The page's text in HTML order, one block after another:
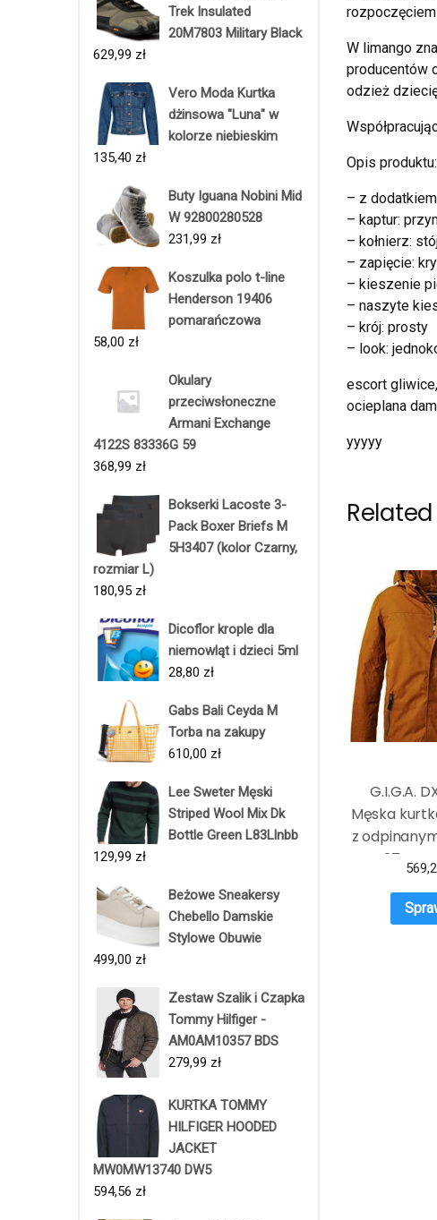
Trek Insulated
20M7803 Military Black
629,99 zł
Vero Moda Kurtka
dżinsowa "Luna" w
kolorze niebieskim
135,40 zł
Buty Iguana Nobini Mid
W 92800280528
231,99 zł
Koszulka polo t-line
Henderson 19406
pomarańczowa
58,00 zł
Okulary
przeciwsłoneczne
Armani Exchange
4122S 83336G 59
368,99 zł
Bokserki Lacoste 3-
Pack Boxer Briefs M
5H3407 (kolor Czarny,
rozmiar L)
180,95 zł
Dicoflor krople dla
niemowląt i dzieci 5ml
28,80 zł
Gabs Bali Ceyda M
Torba na zakupy
610,00 zł
Lee Sweter Męski
Striped Wool Mix Dk
Bottle Green L83Llnbb
129,99 zł
Beżowe Sneakersy
Chebello Damskie
Stylowe Obuwie
499,00 zł
Zestaw Szalik i Czapka
Tommy Hilfiger -
AM0AM10357 BDS
279,99 zł
KURTKA TOMMY
HILFIGER HOODED
JACKET
MW0MW13740 DW5
594,56 zł
W limango
producentów
odzież
Opis produktu:
– z
– kaptur:
– kołnierz:
– zapięcie:
– kieszenie
– naszyte
– krój: prosty
– look:
escort
ocieplana
yyyyy
G.I.G.A.
Męska
z
GW 37 MN
M,